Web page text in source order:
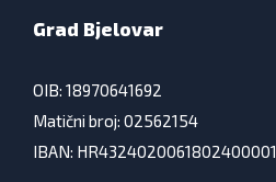
Grad Bjelovar
OIB: 18970641692
Matični broj: 02562154
IBAN: HR4324020061802400001